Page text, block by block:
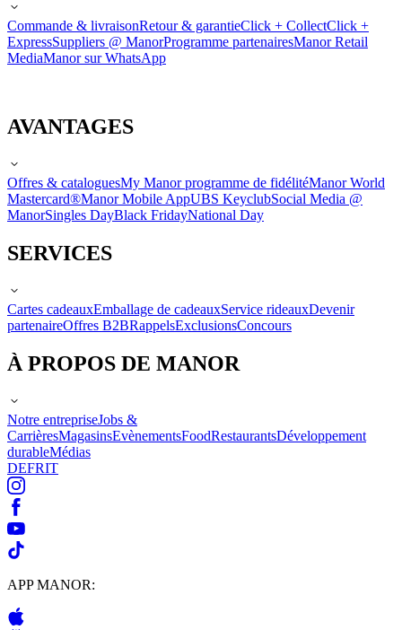
Commande & livraisonRetour & garantieClick + CollectClick +
ExpressSuppliers @ ManorProgramme partenairesManor Retail
MediaManor sur WhatsApp
AVANTAGES
Offres & cataloguesMy Manor programme de fidélitéManor World
Mastercard®Manor Mobile AppUBS KeyclubSocial Media @
ManorSingles DayBlack FridayNational Day
SERVICES
Cartes cadeauxEmballage de cadeauxService rideauxDevenir
partenaireOffres B2BRappelsExclusionsConcours
À PROPOS DE MANOR
Notre entrepriseJobs &
CarrièresMagasinsEvènementsFoodRestaurantsDéveloppement
durableMédias
DEFRIT
APP MANOR: